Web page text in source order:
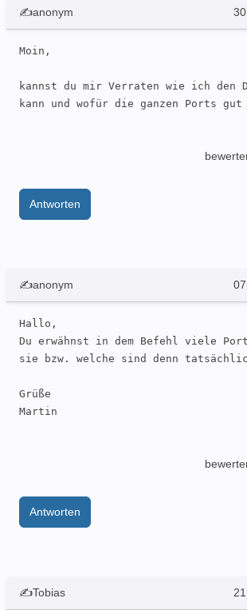
✍anonym
Moin,
kannst du mir Verraten wie ich den
kann und wofür die ganzen Ports gut
Antworten
✍anonym
Hallo,
Du erwähnst in dem Befehl viele
sie bzw. welche sind denn
Grüße
Martin
Antworten
✍Tobias